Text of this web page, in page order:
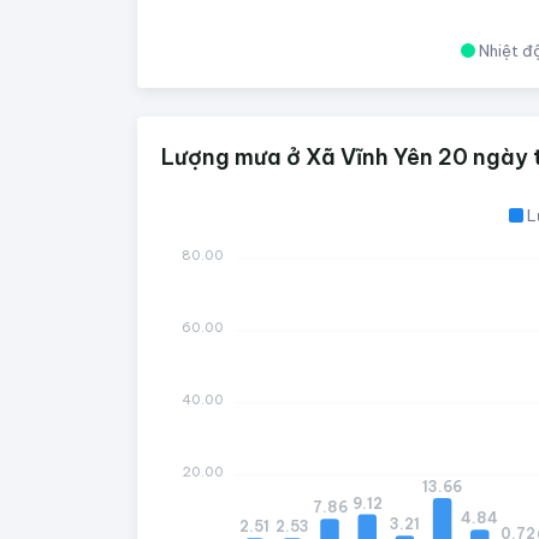
Nhiệt
Lượng mưa ở Xã Vĩnh Yên 20 ngày
2.51 2.53
7.86 9.12
3.21
13.66
4.84
0.72
80.00
60.00
40.00
20.00